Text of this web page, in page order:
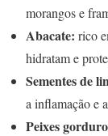
morangos e
Abacate: rico
hidratam e
Sementes de
a inflamação e
Peixes